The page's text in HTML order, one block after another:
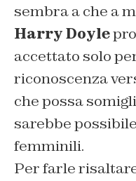
sembra a che a
Harry Doyle
accettato solo
riconoscenza
che possa
sarebbe
femminili.
Per farle